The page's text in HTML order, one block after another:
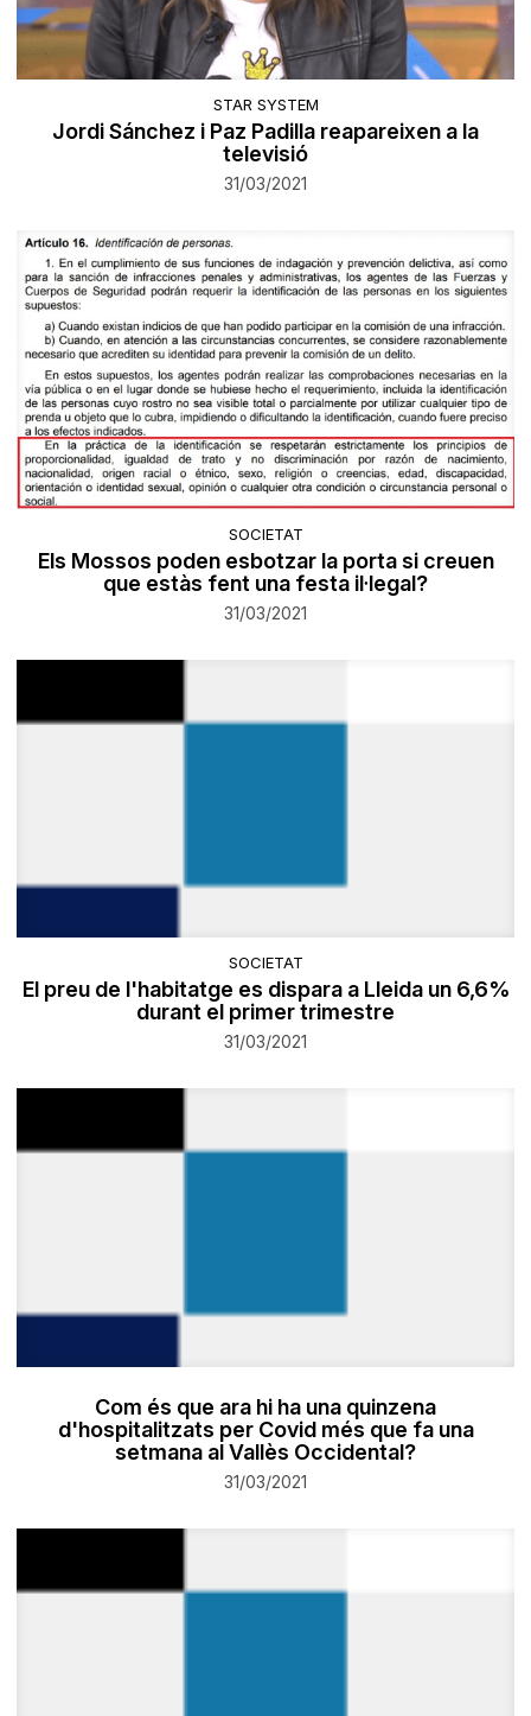
STAR SYSTEM
Jordi Sánchez i Paz Padilla reapareixen a la
televisió
31/03/2021
SOCIETAT
Els Mossos poden esbotzar la porta si creuen
que estàs fent una festa il·legal?
31/03/2021
SOCIETAT
El preu de l'habitatge es dispara a Lleida un 6,6%
durant el primer trimestre
31/03/2021
Com és que ara hi ha una quinzena
d'hospitalitzats per Covid més que fa una
setmana al Vallès Occidental?
31/03/2021